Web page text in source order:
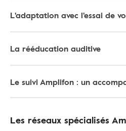
L'adaptation avec l'essai de
La rééducation auditive
Le suivi Amplifon : un
Les réseaux spécialisés